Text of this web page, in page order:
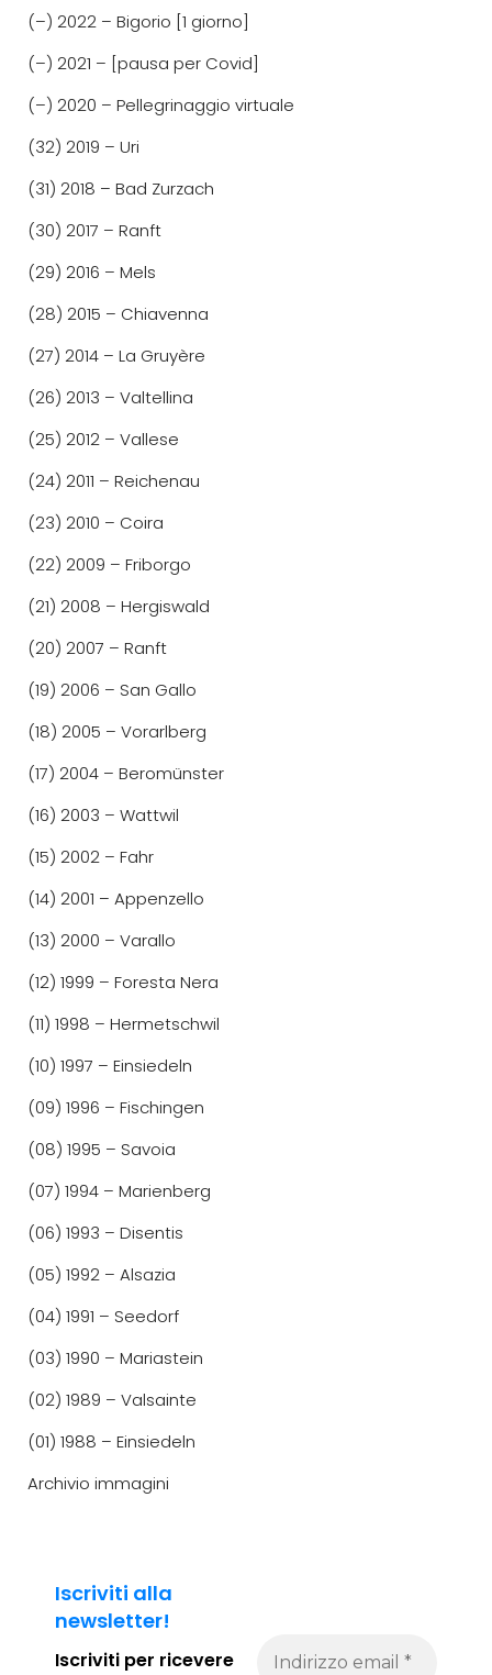
(–) 2022 – Bigorio [1 giorno]
(–) 2021 – [pausa per Covid]
(–) 2020 – Pellegrinaggio virtuale
(32) 2019 – Uri
(31) 2018 – Bad Zurzach
(30) 2017 – Ranft
(29) 2016 – Mels
(28) 2015 – Chiavenna
(27) 2014 – La Gruyère
(26) 2013 – Valtellina
(25) 2012 – Vallese
(24) 2011 – Reichenau
(23) 2010 – Coira
(22) 2009 – Friborgo
(21) 2008 – Hergiswald
(20) 2007 – Ranft
(19) 2006 – San Gallo
(18) 2005 – Vorarlberg
(17) 2004 – Beromünster
(16) 2003 – Wattwil
(15) 2002 – Fahr
(14) 2001 – Appenzello
(13) 2000 – Varallo
(12) 1999 – Foresta Nera
(11) 1998 – Hermetschwil
(10) 1997 – Einsiedeln
(09) 1996 – Fischingen
(08) 1995 – Savoia
(07) 1994 – Marienberg
(06) 1993 – Disentis
(05) 1992 – Alsazia
(04) 1991 – Seedorf
(03) 1990 – Mariastein
(02) 1989 – Valsainte
(01) 1988 – Einsiedeln
Archivio immagini
Iscriviti alla
newsletter!
Iscriviti per ricevere